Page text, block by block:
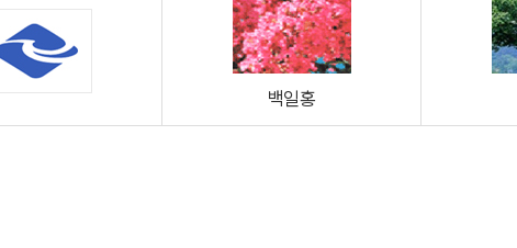
백일홍